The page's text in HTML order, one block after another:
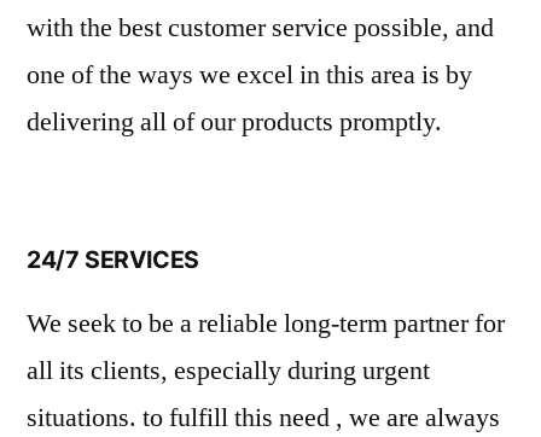
with the best customer service possible, and
one of the ways we excel in this area is by
delivering all of our products promptly.
24/7 SERVICES
We seek to be a reliable long-term partner for
all its clients, especially during urgent
situations. to fulfill this need , we are always